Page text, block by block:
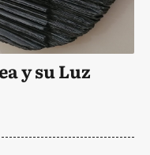
y su Luz